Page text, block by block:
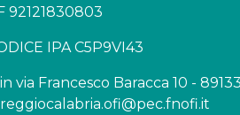
92121830803
IPA C5P9VI43
in via Francesco Baracca 10 -
reggiocalabria.ofi@pec.fnofi.it